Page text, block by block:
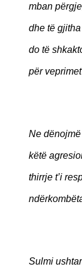
mban
dhe të
do të
për
Ne
këtë
thirrje t’i
Sulmi